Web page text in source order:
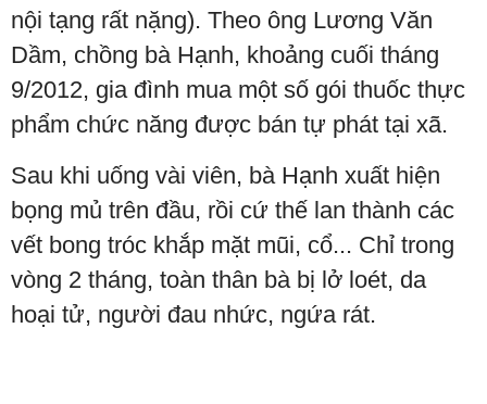
nội tạng rất nặng). Theo ông Lương Văn
Dầm, chồng bà Hạnh, khoảng cuối tháng
9/2012, gia đình mua một số gói thuốc thực
phẩm chức năng được bán tự phát tại xã.
Sau khi uống vài viên, bà Hạnh xuất hiện
bọng mủ trên đầu, rồi cứ thế lan thành các
vết bong tróc khắp mặt mũi, cổ... Chỉ trong
vòng 2 tháng, toàn thân bà bị lở loét, da
hoại tử, người đau nhức, ngứa rát.